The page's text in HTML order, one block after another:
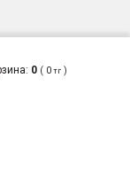
0 ( 0тг)